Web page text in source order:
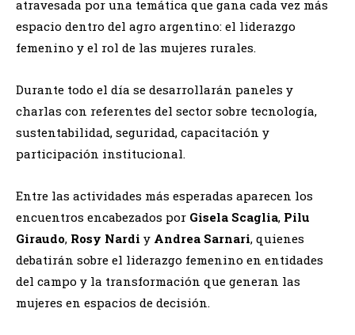
atravesada por una temática que gana cada vez más
espacio dentro del agro argentino: el liderazgo
femenino y el rol de las mujeres rurales.
Durante todo el día se desarrollarán paneles y
charlas con referentes del sector sobre tecnología,
sustentabilidad, seguridad, capacitación y
participación institucional.
Entre las actividades más esperadas aparecen los
encuentros encabezados por Gisela Scaglia, Pilu
Giraudo, Rosy Nardi y Andrea Sarnari, quienes
debatirán sobre el liderazgo femenino en entidades
del campo y la transformación que generan las
mujeres en espacios de decisión.